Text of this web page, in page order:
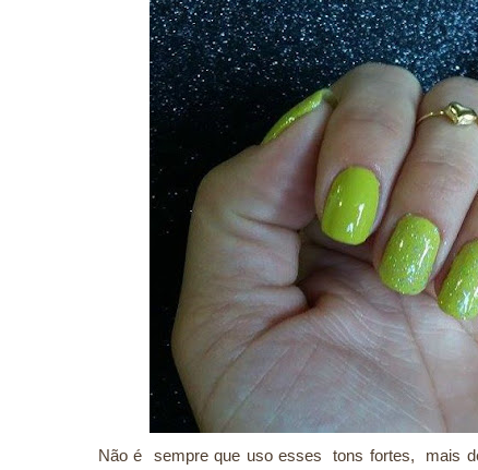
Não é sempre que uso esses tons fortes, mais